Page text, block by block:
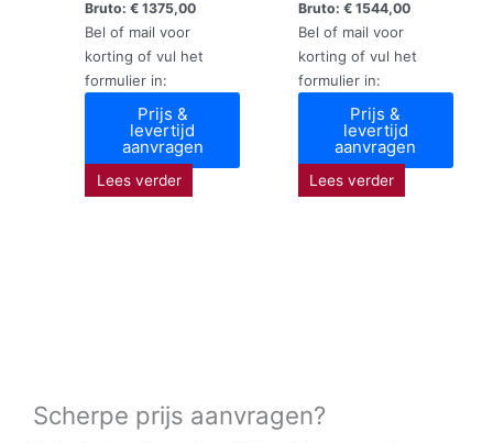
Bruto:€ 1375,00
Bel of mail voor
korting of vul het
formulier in:
Prijs &
levertijd
aanvragen
Lees verder
Bruto: €1544,00
Bel of mail voor
korting of vul het
formulier in:
Prijs &
levertijd
aanvragen
Lees verder
Scherpe prijs aanvragen?